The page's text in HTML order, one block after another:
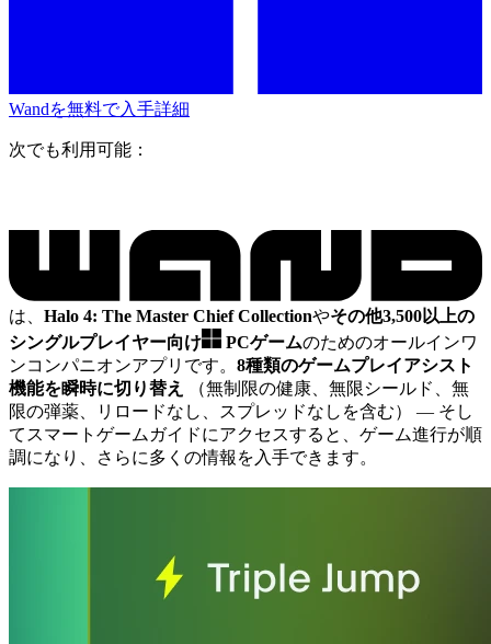
Wandを無料で入手詳細
次でも利用可能：
は、 Halo 4: The Master Chief Collectionやその他3,500以上の
シングルプレイヤー向け
PCゲームのためのオールインワ
ンコンパニオンアプリです。 8種類のゲームプレイアシスト
機能を瞬時に切り替え
（無制限の健康、無限シールド、無
限の弾薬、リロードなし、スプレッドなしを含む） — そし
てスマートゲームガイドにアクセスすると、ゲーム進行が順
調になり、さらに多くの情報を入手できます。